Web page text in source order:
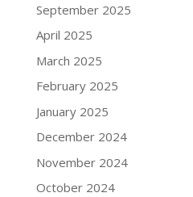
September 2025
April 2025
March 2025
February 2025
January 2025
December 2024
November 2024
October 2024